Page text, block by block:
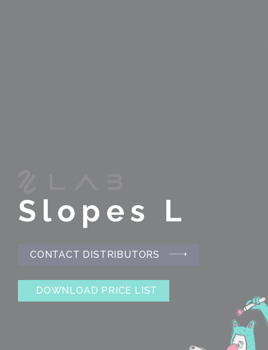
Slopes L
CONTACT DISTRIBUTORS
DOWNLOAD PRICE LIST